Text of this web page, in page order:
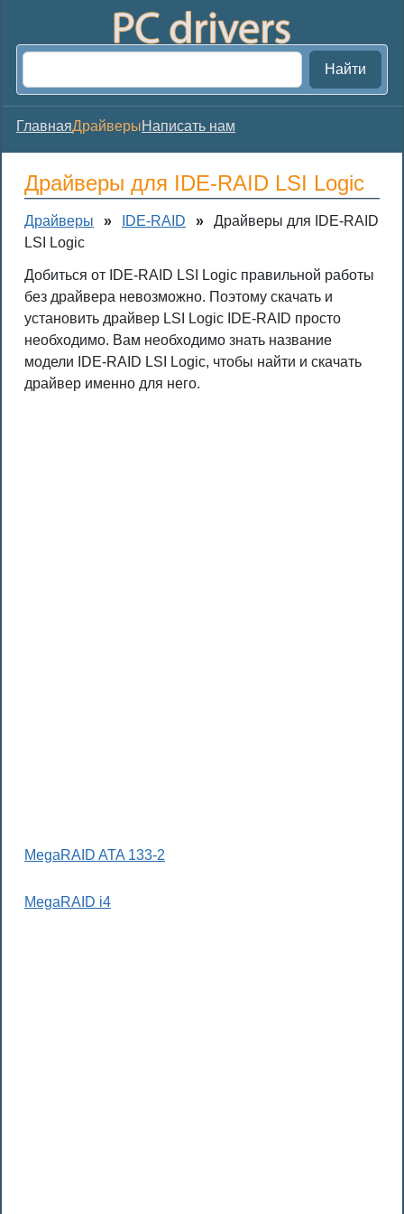
Найти
ГлавнаяДрайверыНаписать нам
Драйверы для IDE-RAID LSI Logic
Драйверы » IDE-RAID »
Драйверы для IDE-RAID
LSI Logic
Добиться от IDE-RAID LSI Logic правильной работы
без драйвера невозможно. Поэтому скачать и
установить драйвер LSI Logic IDE-RAID просто
необходимо. Вам необходимо знать название
модели IDE-RAID LSI Logic, чтобы найти и скачать
драйвер именно для него.
MegaRAID ATA 133-2
MegaRAID i4